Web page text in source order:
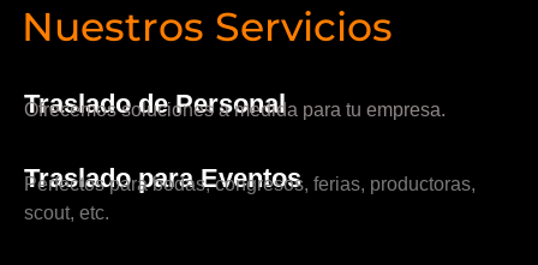
Nuestros Servicios
Traslado de Personal
Ofrecemos soluciones a medida para tu empresa.
Traslado para Eventos
Perfectos para bodas, congresos, ferias, productoras,
scout, etc.